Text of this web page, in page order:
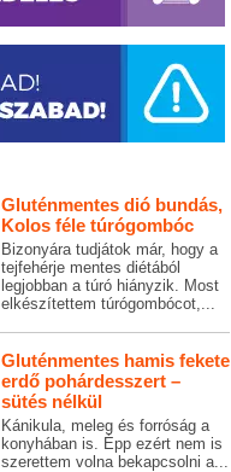
Gluténmentes dió bundás,
Kolos féle túrógombóc
Bizonyára tudjátok már, hogy a
tejfehérje mentes diétából
legjobban a túró hiányzik. Most
elkészítettem túrógombócot,...
Gluténmentes hamis fekete
erdő pohárdesszert –
sütés nélkül
Kánikula, meleg és forróság a
konyhában is. Épp ezért nem is
szerettem volna bekapcsolni a...